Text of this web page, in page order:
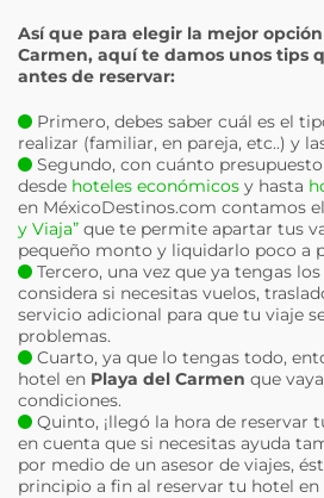
Así que para elegir la mejor
Carmen, aquí te damos unos tips
antes de reservar:
Primero, debes saber cuál es el
realizar (familiar, en pareja, etc..) y
Segundo, con cuánto
desde hoteles económicos y hasta
en MéxicoDestinos.com contamos
y Viaja” que te permite apartar tus
pequeño monto y liquidarlo poco a
Tercero, una vez que ya tengas
considera si necesitas vuelos,
servicio adicional para que tu viaje
problemas.
Cuarto, ya que lo tengas todo,
hotel en Playa del Carmen que
condiciones.
Quinto, ¡llegó la hora de reservar
en cuenta que si necesitas ayuda
por medio de un asesor de viajes,
principio a fin al reservar tu hotel en